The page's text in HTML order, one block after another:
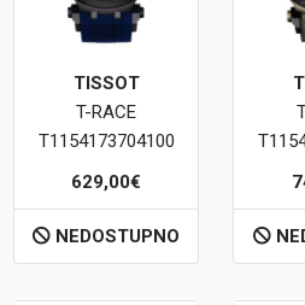
TISSOT
T-RACE
T1154173704100
629,00€
NEDOSTUPNO